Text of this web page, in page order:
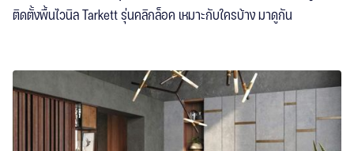
ติดตั้งพื้นไวนิล Tarkett รุ่นคลิกล็อค เหมาะกับใครบ้าง มาดูกัน